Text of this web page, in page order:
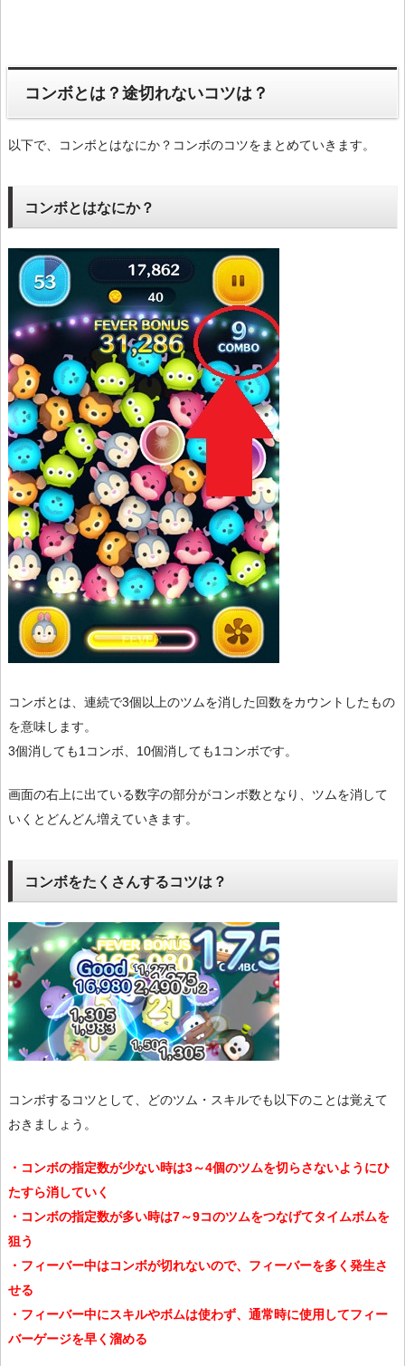
コンボとは？途切れないコツは？
以下で、コンボとはなにか？コンボのコツをまとめていきます。
コンボとはなにか？
コンボとは、連続で3個以上のツムを消した回数をカウントしたもの
を意味します。
3個消しても1コンボ、10個消しても1コンボです。
画面の右上に出ている数字の部分がコンボ数となり、ツムを消して
いくとどんどん増えていきます。
コンボをたくさんするコツは？
コンボするコツとして、どのツム・スキルでも以下のことは覚えて
おきましょう。
・コンボの指定数が少ない時は3～4個のツムを切らさないようにひ
たすら消していく
・コンボの指定数が多い時は7～9コのツムをつなげてタイムボムを
狙う
・フィーバー中はコンボが切れないので、フィーバーを多く発生さ
せる
・フィーバー中にスキルやボムは使わず、通常時に使用してフィー
バーゲージを早く溜める